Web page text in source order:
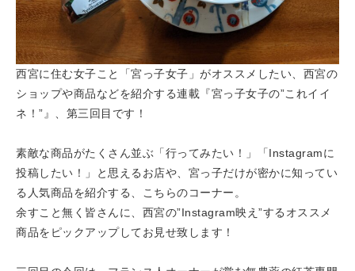
西宮に住む女子こと「宮っ子女子」がオススメしたい、西宮の
ショップや商品などを紹介する連載『宮っ子女子の”これイイ
ネ！”』、第三回目です！
素敵な商品がたくさん並ぶ「行ってみたい！」「Instagramに
投稿したい！」と思えるお店や、宮っ子だけが密かに知ってい
る人気商品を紹介する、こちらのコーナー。
余すこと無く皆さんに、西宮の”Instagram映え”するオススメ
商品をピックアップしてお見せ致します！